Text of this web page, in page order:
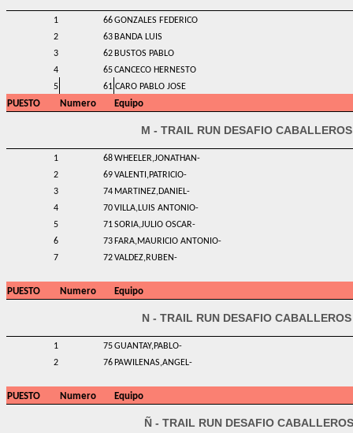
1 66GONZALES FEDERICO
2
63 BANDA LUIS
3
62 BUSTOS PABLO
4
65CANCECO HERNESTO
5
61 CARO PABLO JOSE
PUESTO Numero Equipo
M - TRAIL RUN DESAFIO
1 68WHEELER,JONATHAN-
2
69VALENTI,PATRICIO-
3
74 MARTINEZ,DANIEL-
4
70VILLA,LUIS ANTONIO-
5
71SORIA,JULIO OSCAR-
6
73 FARA,MAURICIO ANTONIO-
7
72VALDEZ,RUBEN-
PUESTO Numero Equipo
N - TRAIL RUN DESAFIO
1 75GUANTAY,PABLO-
2
76 PAWILENAS,ANGEL-
PUESTO Numero Equipo
Ñ - TRAIL RUN DESAFIO